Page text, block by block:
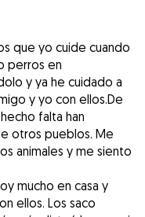
que yo cuide cuando
perros en
y ya he cuidado a
y yo con ellos.De
falta han
otros pueblos. Me
animales y me siento
mucho en casa y
ellos. Los saco